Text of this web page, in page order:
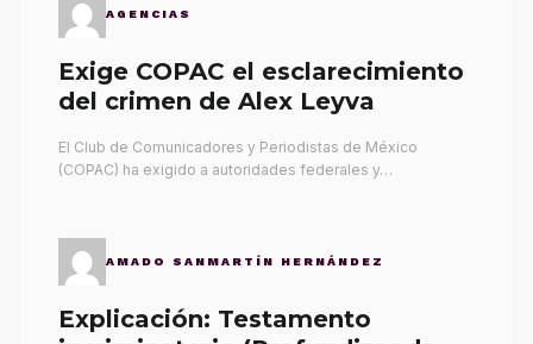
AGENCIAS
Exige COPAC el esclarecimiento
del crimen de Alex Leyva
El Club de Comunicadores y Periodistas de México
(COPAC) ha exigido a autoridades federales y…
AMADO SANMARTÍN HERNÁNDEZ
Explicación: Testamento